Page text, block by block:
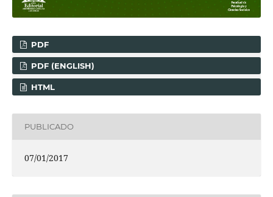
PDF
PDF (ENGLISH)
HTML
PUBLICADO
07/01/2017